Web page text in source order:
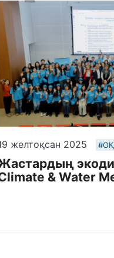
желтоқсан 2025
& Water